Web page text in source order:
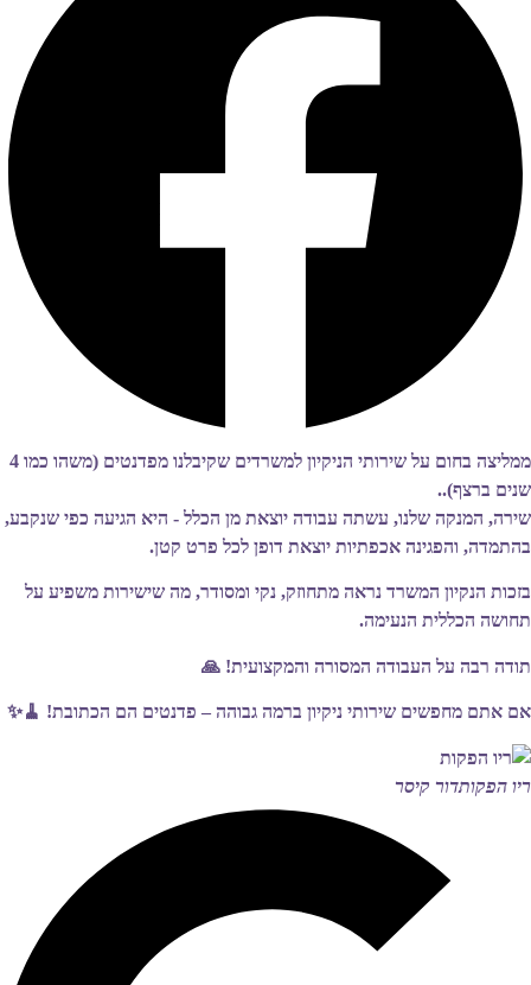
ממליצה בחום על שירותי הניקיון למשרדים שקיבלנו מפדנטים (משהו כמו 4
שנים ברצף)..
שירה, המנקה שלנו, עשתה עבודה יוצאת מן הכלל - היא הגיעה כפי שנקבע,
בהתמדה, והפגינה אכפתיות יוצאת דופן לכל פרט קטן.
בזכות הנקיון המשרד נראה מתחוזק, נקי ומסודר, מה שישירות משפיע על
תחושה הכללית הנעימה.
תודה רבה על העבודה המסורה והמקצועית! 🙏
אם אתם מחפשים שירותי ניקיון ברמה גבוהה – פדנטים הם הכתובת! 🧹✨
ריו הפקותדור קיסר